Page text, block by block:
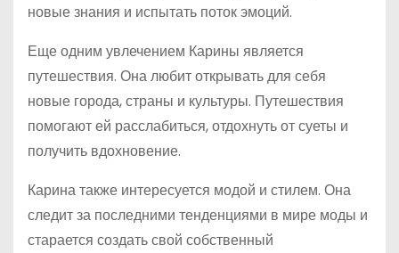
новые знания и испытать поток эмоций.
Еще одним увлечением Карины является
путешествия. Она любит открывать для себя
новые города, страны и культуры. Путешествия
помогают ей расслабиться, отдохнуть от суеты и
получить вдохновение.
Карина также интересуется модой и стилем. Она
следит за последними тенденциями в мире моды и
старается создать свой собственный